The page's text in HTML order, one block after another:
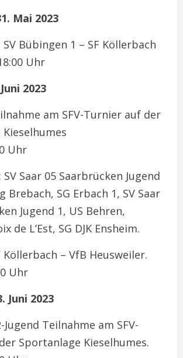
Mai 2023
SV Bübingen 1 – SF Köllerbach
Uhr
2023
am SFV-Turnier auf der
Uhr
Saar 05 Saarbrücken Jugend
Brebach, SG Erbach 1, SV Saar
Jugend 1, US Behren,
de L’Est, SG DJK Ensheim.
Köllerbach – VfB Heusweiler.
Uhr
Juni 2023
Jugend Teilnahme am SFV-
Sportanlage Kieselhumes.